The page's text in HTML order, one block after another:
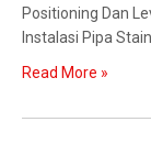
Positioning Dan
Instalasi Pipa
Read More »